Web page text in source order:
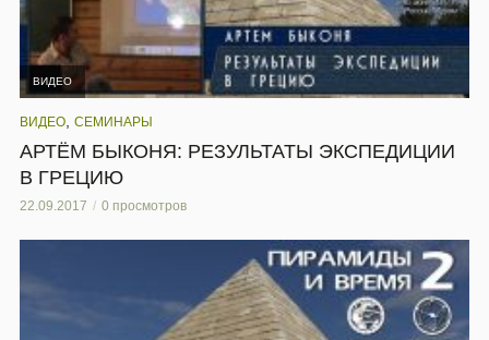
ВИДЕО
ВИДЕО СЕМИНАРЫ
АРТЁМ БЫКОНЯ: РЕЗУЛЬТАТЫ ЭКСПЕДИЦИИ
В ГРЕЦИЮ
22.09.2017 0 просмотров